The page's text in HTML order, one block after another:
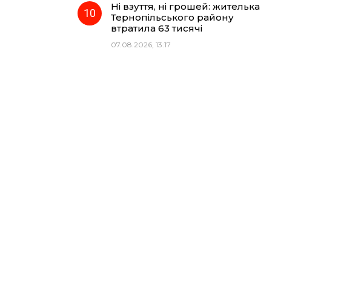
Ні взуття, ні грошей: жителька
Тернопільського району
втратила 63 тисячі
07.08.2026, 13:17